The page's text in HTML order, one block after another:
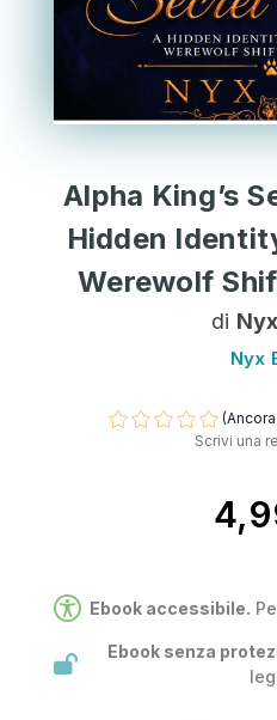
Alpha King’s
Hidden
Werewolf
di
Nyx
Scrivi una
Ebook senza
Ebook accessibile.